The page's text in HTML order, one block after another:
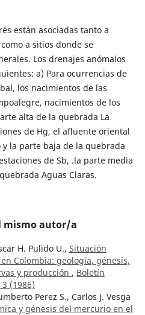
están asociadas tanto a
a sitios donde se
Los drenajes anómalos
a) Para ocurrencias de
los nacimientos de las
nacimientos de los
alta de la quebrada La
de Hg, el afluente oriental
la parte baja de la quebrada
de Sb, .la parte media
Aguas Claras.
mismo autor/a
H. Pulido U., Situación
Colombia: geología, génesis,
y producción , Boletín
(1986)
Perez S., Carlos J. Vesga
y génesis del mercurio en el